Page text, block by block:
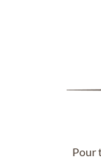
Pour